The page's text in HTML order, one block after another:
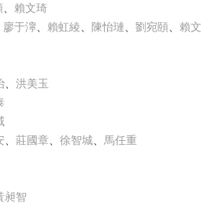
、 賴文琦
廖于濘、 賴虹綾、 陳怡璉、 劉宛頤、 賴文
、 洪美玉
、 莊國章、 徐智城、 馬任重
昶智